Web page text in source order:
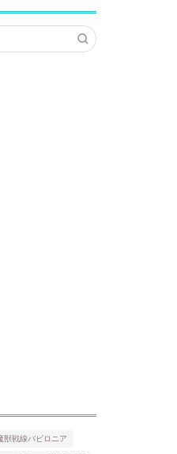
獣戦線バビロニア